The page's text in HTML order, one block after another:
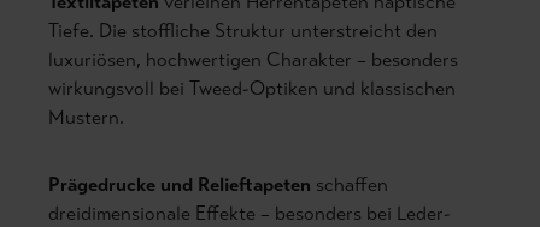
Tiefe. Die stoffliche Struktur unterstreicht den
luxuriösen, hochwertigen Charakter – besonders
wirkungsvoll bei Tweed-Optiken und klassischen
Mustern.
Prägedrucke und Relieftapeten schaffen
dreidimensionale Effekte – besonders bei Leder-